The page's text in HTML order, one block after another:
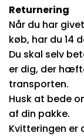
Returnering
Når du har
køb, har du 14
Du skal selv
er dig, der
transporten.
Husk at bede
af din pakke.
Kvitteringen er